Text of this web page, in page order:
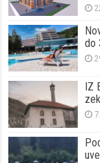
do
IZ